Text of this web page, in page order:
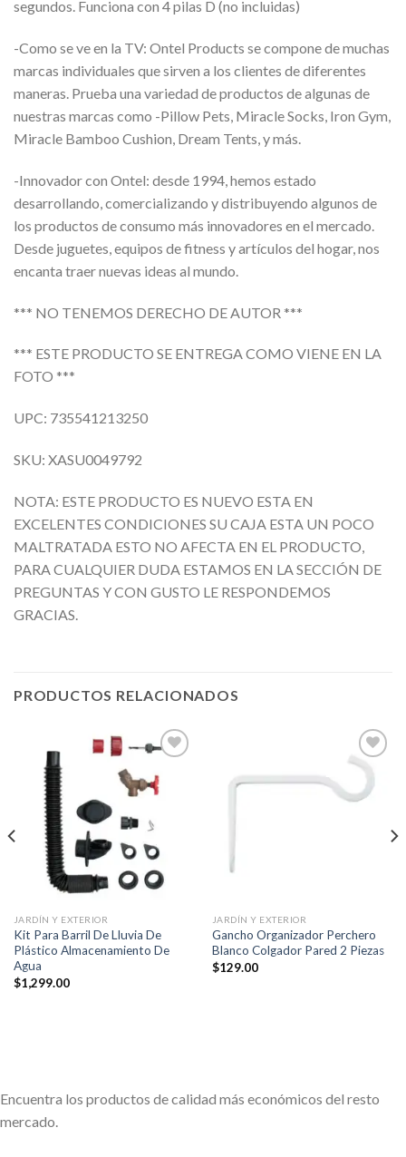
segundos. Funciona con 4 pilas D (no incluidas)
-Como se ve en la TV: Ontel Products se compone de muchas
marcas individuales que sirven a los clientes de diferentes
maneras. Prueba una variedad de productos de algunas de
nuestras marcas como -Pillow Pets, Miracle Socks, Iron Gym,
Miracle Bamboo Cushion, Dream Tents, y más.
-Innovador con Ontel: desde 1994, hemos estado
desarrollando, comercializando y distribuyendo algunos de
los productos de consumo más innovadores en el mercado.
Desde juguetes, equipos de fitness y artículos del hogar, nos
encanta traer nuevas ideas al mundo.
*** NO TENEMOS DERECHO DE AUTOR ***
*** ESTE PRODUCTO SE ENTREGA COMO VIENE EN LA
FOTO ***
UPC: 735541213250
SKU: XASU0049792
NOTA: ESTE PRODUCTO ES NUEVO ESTA EN
EXCELENTES CONDICIONES SU CAJA ESTA UN POCO
MALTRATADA ESTO NO AFECTA EN EL PRODUCTO,
PARA CUALQUIER DUDA ESTAMOS EN LA SECCIÓN DE
PREGUNTAS Y CON GUSTO LE RESPONDEMOS
GRACIAS.
PRODUCTOS RELACIONADOS
a la
lista de
JARDÍN Y EXTERIOR
Kit Para Barril De Lluvia De
Plástico Almacenamiento De
Agua
$1,299.00
Añadir
lista de
JARDÍN Y EXTERIOR
Gancho Organizador Perchero
Blanco Colgador Pared 2 Piezas
$129.00
Encuentra los productos de calidad más económicos del resto
mercado.